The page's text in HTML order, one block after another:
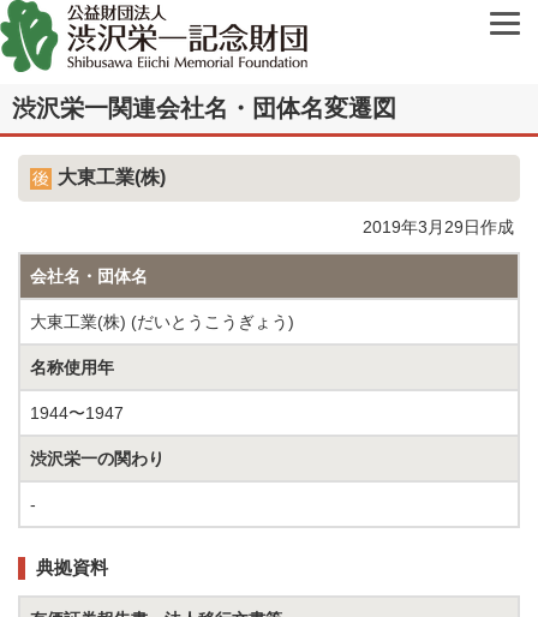
渋沢栄一関連会社名・団体名変遷図
大東工業(株)
2019年3月29日作成
会社名・団体名
大東工業(株) (だいとうこうぎょう)
名称使用年
1944〜1947
渋沢栄一の関わり
-
典拠資料